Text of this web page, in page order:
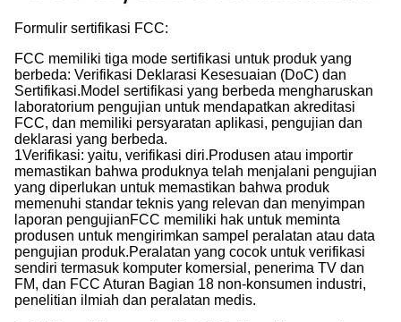
Formulir sertifikasi FCC:
FCC memiliki tiga mode sertifikasi untuk produk yang
berbeda: Verifikasi Deklarasi Kesesuaian (DoC) dan
Sertifikasi.Model sertifikasi yang berbeda mengharuskan
laboratorium pengujian untuk mendapatkan akreditasi
FCC, dan memiliki persyaratan aplikasi, pengujian dan
deklarasi yang berbeda.
1Verifikasi: yaitu, verifikasi diri.Produsen atau importir
memastikan bahwa produknya telah menjalani pengujian
yang diperlukan untuk memastikan bahwa produk
memenuhi standar teknis yang relevan dan menyimpan
laporan pengujianFCC memiliki hak untuk meminta
produsen untuk mengirimkan sampel peralatan atau data
pengujian produk.Peralatan yang cocok untuk verifikasi
sendiri termasuk komputer komersial, penerima TV dan
FM, dan FCC Aturan Bagian 18 non-konsumen industri,
penelitian ilmiah dan peralatan medis.